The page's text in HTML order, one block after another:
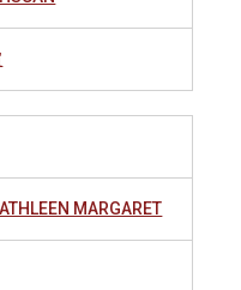
MARGARET